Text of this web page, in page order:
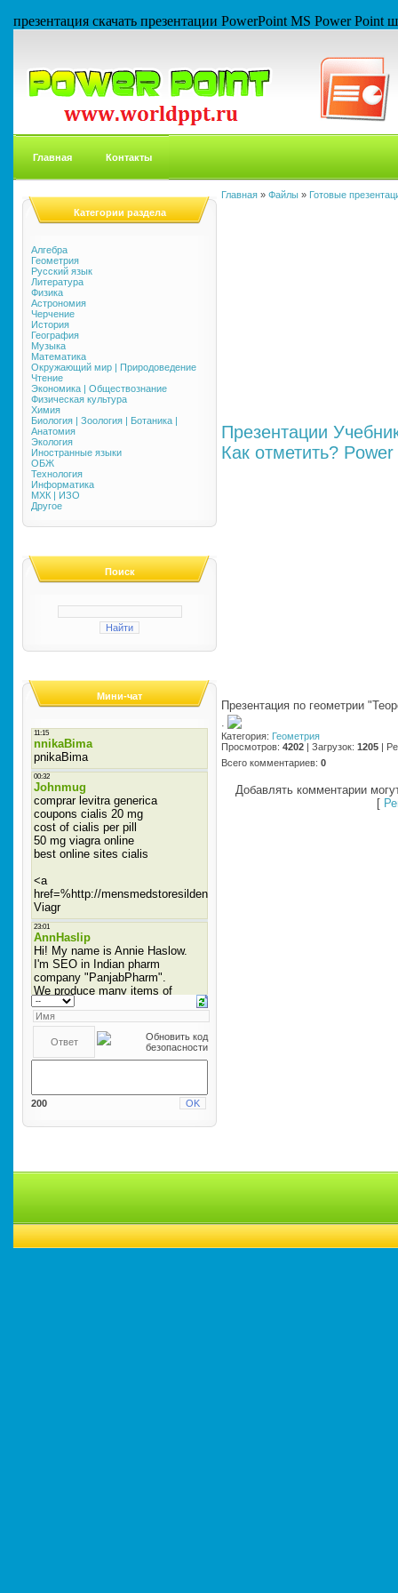
презентация скачать презентации PowerPoint MS Power
Главная Контакты
Категории раздела
Алгебра
Геометрия
Русский язык
Литература
Физика
Астрономия
Черчение
История
География
Музыка
Математика
Окружающий мир | Природоведение
Чтение
Экономика | Обществознание
Физическая культура
Химия
Биология | Зоология | Ботаника |
Анатомия
Экология
Иностранные языки
ОБЖ
Технология
Информатика
МХК | ИЗО
Другое
Поиск
Мини-чат
200
Главная » Файлы » Готовые
Презентации
Как отметить?
Презентация по геометрии
·
Категория: Геометрия
Просмотров: 4202 | Загрузок: 1205 |
Всего комментариев: 0
Добавлять комментарии
[